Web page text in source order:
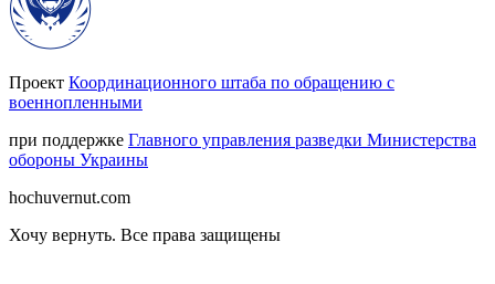
Проект Координационного штаба по обращению с
военнопленными
при поддержке Главного управления разведки Министерства
обороны Украины
hochuvernut.com
Хочу вернуть. Все права защищены